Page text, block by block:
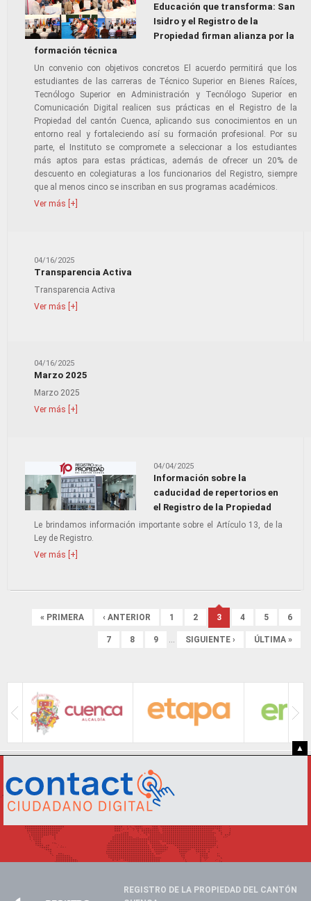
Educación que transforma: San
Isidro y el Registro de la
Propiedad firman alianza por la
formación técnica
Un convenio con objetivos concretos El acuerdo permitirá que los
estudiantes de las carreras de Técnico Superior en Bienes Raíces,
Tecnólogo Superior en Administración y Tecnólogo Superior en
Comunicación Digital realicen sus prácticas en el Registro de la
Propiedad del cantón Cuenca, aplicando sus conocimientos en un
entorno real y fortaleciendo así su formación profesional. Por su
parte, el Instituto se compromete a seleccionar a los estudiantes
más aptos para estas prácticas, además de ofrecer un 20% de
descuento en colegiaturas a los funcionarios del Registro, siempre
que al menos cinco se inscriban en sus programas académicos.
Ver más [+]
04/16/2025
Transparencia Activa
Transparencia Activa
Ver más [+]
04/16/2025
Marzo 2025
Marzo 2025
Ver más [+]
04/04/2025
Información sobre la
caducidad de repertorios en
el Registro de la Propiedad
Le brindamos información importante sobre el Artículo 13, de la
Ley de Registro.
Ver más [+]
« PRIMERA ‹ ANTERIOR 1 2 3 4 5 6
7 8 9 SIGUIENTE › ÚLTIMA »
▲
REGISTRO DE LA PROPIEDAD DEL CANTÓN